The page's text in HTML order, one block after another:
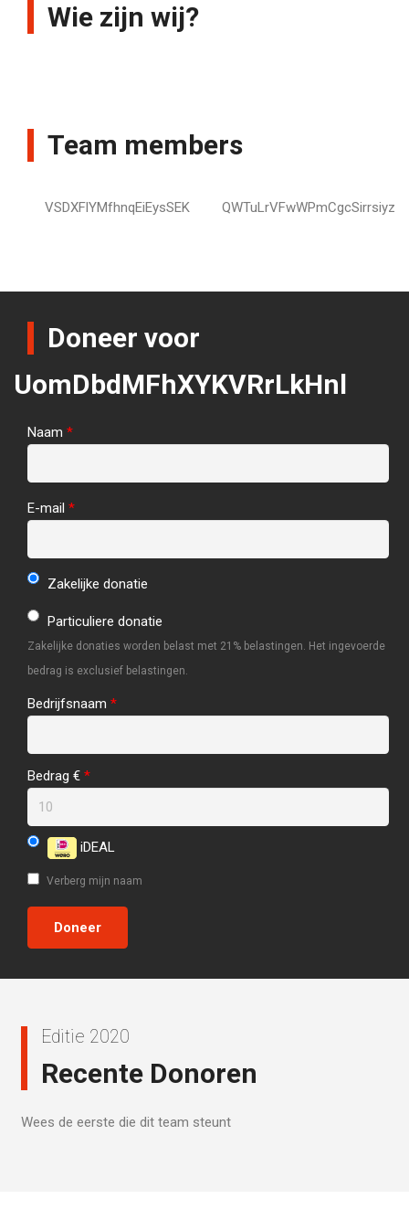
Wie zijn wij?
Team members
VSDXFlYMfhnqEiEysSEK QWTuLrVFwWPmCgcSirrsiyz
Doneer voor
UomDbdMFhXYKVRrLkHnl
Naam *
E-mail *
Zakelijke donatie
Particuliere donatie
Zakelijke donaties worden belast met 21% belastingen. Het ingevoerde
bedrag is exclusief belastingen.
Bedrijfsnaam *
Bedrag € *
iDEAL
Verberg mijn naam
Editie 2020
Recente Donoren
Wees de eerste die dit team steunt